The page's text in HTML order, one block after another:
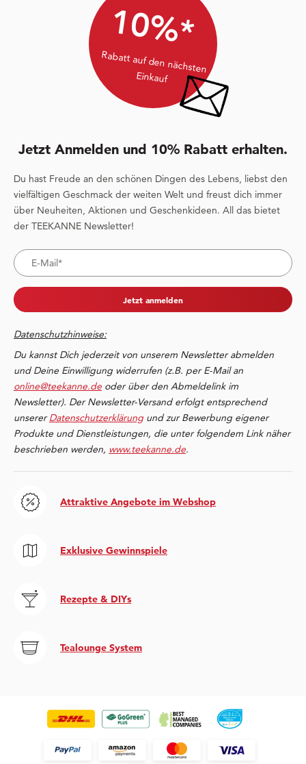
10%*
Rabatt auf den nächsten
Einkauf
Jetzt Anmelden und 10% Rabatt erhalten.
Du hast Freude an den schönen Dingen des Lebens, liebst den
vielfältigen Geschmack der weiten Welt und freust dich immer
über Neuheiten, Aktionen und Geschenkideen. All das bietet
der TEEKANNE Newsletter!
Jetzt anmelden
Datenschutzhinweise:
Du kannst Dich jederzeit von unserem Newsletter abmelden
und Deine Einwilligung widerrufen (z.B. per E-Mail an
online@teekanne.de oder über den Abmeldelink im
Newsletter). Der Newsletter-Versand erfolgt entsprechend
unsererDatenschutzerklärung und zur Bewerbung eigener
Produkte und Dienstleistungen, die unter folgendem Link näher
beschrieben werden, www.teekanne.de.
Attraktive Angebote im Webshop
Exklusive Gewinnspiele
Rezepte & DIYs
Tealounge System